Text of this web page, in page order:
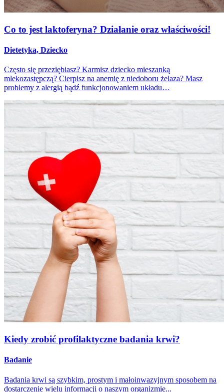
Co to jest laktoferyna? Działanie oraz właściwości!
Dietetyka, Dziecko
Często się przeziębiasz? Karmisz dziecko mieszanką
mlekozastępczą? Cierpisz na anemię z niedoboru żelaza? Masz
problemy z alergią bądź funkcjonowaniem układu…
Kiedy zrobić profilaktyczne badania krwi?
Badanie
Badania krwi są szybkim, prostym i małoinwazyjnym sposobem na
dostarczenie wielu informacji o naszym organizmie...